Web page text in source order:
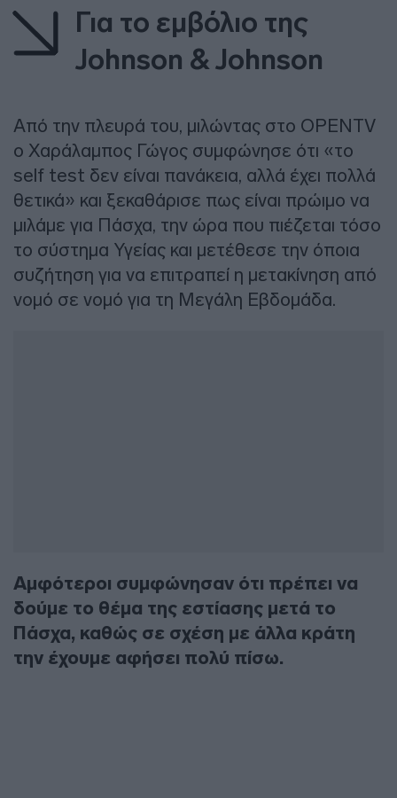
Για το εμβόλιο της
Johnson & Johnson
Από την πλευρά του, μιλώντας στο OPENTV
ο Χαράλαμπος Γώγος συμφώνησε ότι «το
self test δεν είναι πανάκεια, αλλά έχει πολλά
θετικά» και ξεκαθάρισε πως είναι πρώιμο να
μιλάμε για Πάσχα, την ώρα που πιέζεται τόσο
το σύστημα Υγείας και μετέθεσε την όποια
συζήτηση για να επιτραπεί η μετακίνηση από
νομό σε νομό για τη Μεγάλη Εβδομάδα.
Αμφότεροι συμφώνησαν ότι πρέπει να
δούμε το θέμα της εστίασης μετά το
Πάσχα, καθώς σε σχέση με άλλα κράτη
την έχουμε αφήσει πολύ πίσω.